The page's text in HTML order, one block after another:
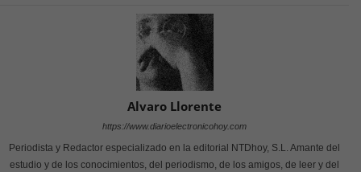
Alvaro Llorente
https://www.diarioelectronicohoy.com
Periodista y Redactor especializado en la editorial NTDhoy, S.L. Amante del
estudio y de los conocimientos, del periodismo, de los amigos, de leer y del